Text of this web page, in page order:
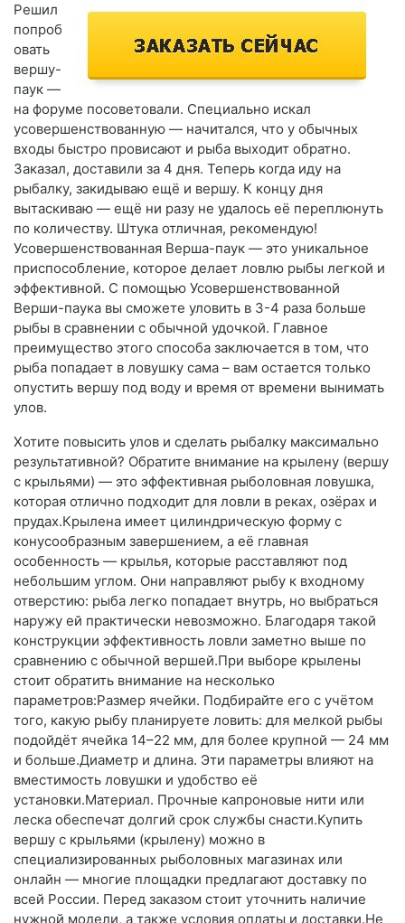
Решил
попроб
овать
вершу-
паук —
на форуме посоветовали. Специально искал
усовершенствованную — начитался, что у обычных
входы быстро провисают и рыба выходит обратно.
Заказал, доставили за 4 дня. Теперь когда иду на
рыбалку, закидываю ещё и вершу. К концу дня
вытаскиваю — ещё ни разу не удалось её переплюнуть
по количеству. Штука отличная, рекомендую!
Усовершенствованная Верша-паук — это уникальное
приспособление, которое делает ловлю рыбы легкой и
эффективной. С помощью Усовершенствованной
Верши-паука вы сможете уловить в 3-4 раза больше
рыбы в сравнении с обычной удочкой. Главное
преимущество этого способа заключается в том, что
рыба попадает в ловушку сама – вам остается только
опустить вершу под воду и время от времени вынимать
улов.
Хотите повысить улов и сделать рыбалку максимально
результативной? Обратите внимание на крылену (вершу
с крыльями) — это эффективная рыболовная ловушка,
которая отлично подходит для ловли в реках, озёрах и
прудах.Крылена имеет цилиндрическую форму с
конусообразным завершением, а её главная
особенность — крылья, которые расставляют под
небольшим углом. Они направляют рыбу к входному
отверстию: рыба легко попадает внутрь, но выбраться
наружу ей практически невозможно. Благодаря такой
конструкции эффективность ловли заметно выше по
сравнению с обычной вершей.При выборе крылены
стоит обратить внимание на несколько
параметров:Размер ячейки. Подбирайте его с учётом
того, какую рыбу планируете ловить: для мелкой рыбы
подойдёт ячейка 14–22 мм, для более крупной — 24 мм
и больше.Диаметр и длина. Эти параметры влияют на
вместимость ловушки и удобство её
установки.Материал. Прочные капроновые нити или
леска обеспечат долгий срок службы снасти.Купить
вершу с крыльями (крылену) можно в
специализированных рыболовных магазинах или
онлайн — многие площадки предлагают доставку по
всей России. Перед заказом стоит уточнить наличие
нужной модели, а также условия оплаты и доставки.Не